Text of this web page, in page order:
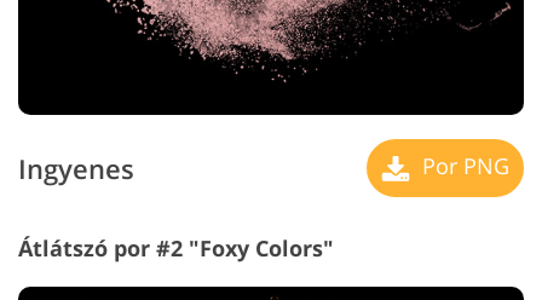
Ingyenes Por PNG
Átlátszó por #2 "Foxy Colors"